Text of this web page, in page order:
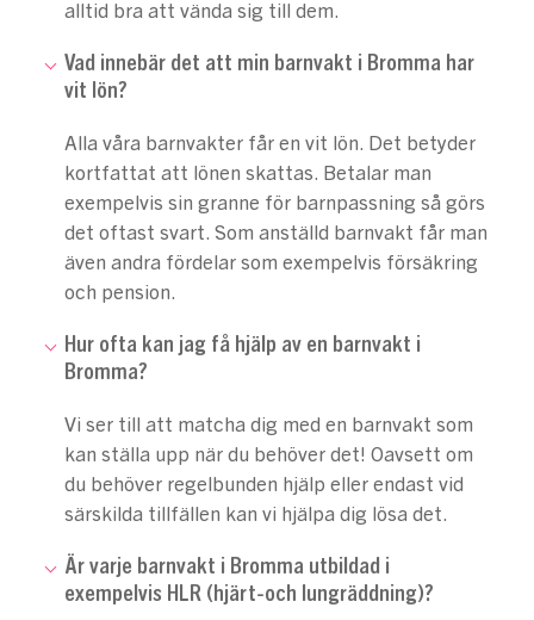
alltid bra att vända sig till dem.
Vad innebär det att min barnvakt i Bromma har
vit lön?
Alla våra barnvakter får en vit lön. Det betyder
kortfattat att lönen skattas. Betalar man
exempelvis sin granne för barnpassning så görs
det oftast svart. Som anställd barnvakt får man
även andra fördelar som exempelvis försäkring
och pension.
Hur ofta kan jag få hjälp av en barnvakt i
Bromma?
Vi ser till att matcha dig med en barnvakt som
kan ställa upp när du behöver det! Oavsett om
du behöver regelbunden hjälp eller endast vid
särskilda tillfällen kan vi hjälpa dig lösa det.
Är varje barnvakt i Bromma utbildad i
exempelvis HLR (hjärt-och lungräddning)?